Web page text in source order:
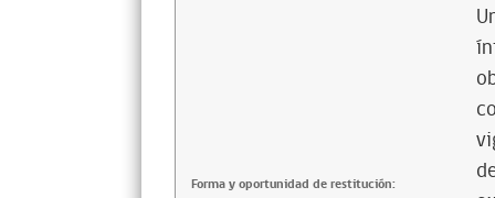
Forma y oportunidad de restitución: